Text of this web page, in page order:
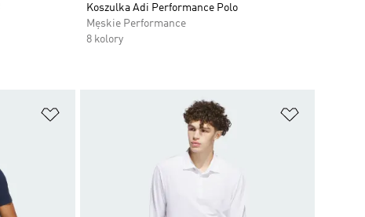
Koszulka Adi Performance Polo
Męskie Performance
8 kolory